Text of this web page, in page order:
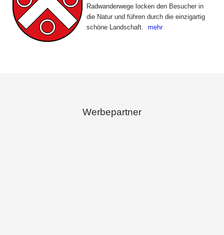
Radwanderwege locken den Besucher in
die Natur und führen durch die einzigartig
schöne Landschaft.
mehr
Werbepartner